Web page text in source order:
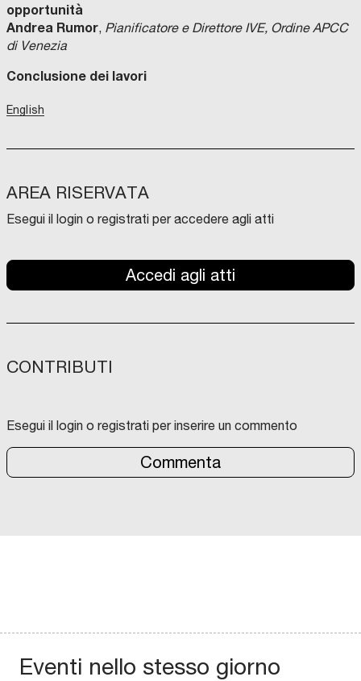
opportunità
Andrea Rumor, Pianificatore e Direttore IVE, Ordine APCC
di Venezia
Conclusione dei lavori
English
AREA RISERVATA
Esegui il login o registrati per accedere agli atti
Accedi agli atti
CONTRIBUTI
Esegui il login o registrati per inserire un commento
Commenta
Eventi nello stesso giorno